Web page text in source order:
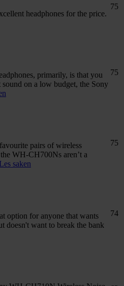
headphones for the price.
75
primarily, is that you
on a low budget, the Sony
75
pairs of wireless
WH-CH700Ns aren’t a
Les saken
75
option for anyone that wants
doesn't want to break the bank
74